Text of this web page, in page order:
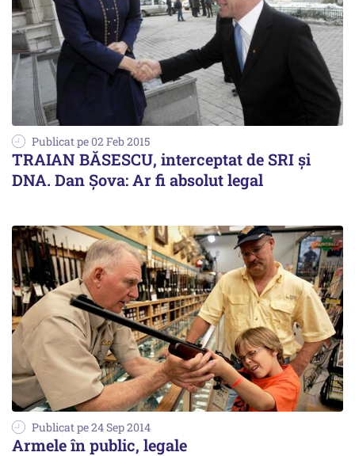
Publicat pe 02 Feb 2015
TRAIAN BĂSESCU, interceptat de SRI și
DNA. Dan Șova: Ar fi absolut legal
Publicat pe 24 Sep 2014
Armele în public, legale